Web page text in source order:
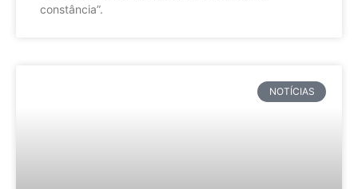
constância”.
NOTÍCIAS